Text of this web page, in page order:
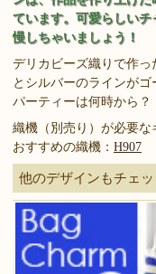
ています。可愛らしい
慢しちゃいましょう！
デリカビーズ織りで作
とシルバーのラインが
パーティーは何時から？
織機（別売り）が必要な
おすすめの織機： H907
他のデザインもチェッ